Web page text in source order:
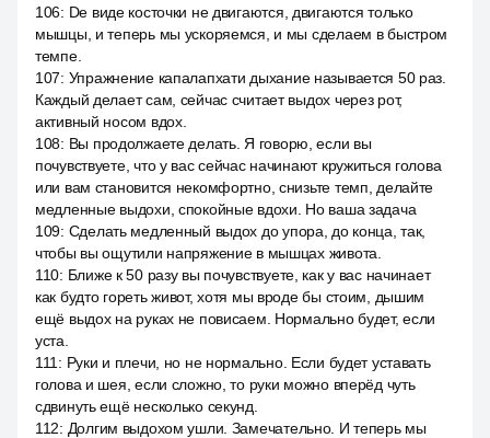
106: De виде косточки не двигаются, двигаются только
мышцы, и теперь мы ускоряемся, и мы сделаем в быстром
темпе.
107: Упражнение капалапхати дыхание называется 50 раз.
Каждый делает сам, сейчас считает выдох через рот,
активный носом вдох.
108: Вы продолжаете делать. Я говорю, если вы
почувствуете, что у вас сейчас начинают кружиться голова
или вам становится некомфортно, снизьте темп, делайте
медленные выдохи, спокойные вдохи. Но ваша задача
109: Сделать медленный выдох до упора, до конца, так,
чтобы вы ощутили напряжение в мышцах живота.
110: Ближе к 50 разу вы почувствуете, как у вас начинает
как будто гореть живот, хотя мы вроде бы стоим, дышим
ещё выдох на руках не повисаем. Нормально будет, если
уста.
111 : Руки и плечи, но не нормально. Если будет уставать
голова и шея, если сложно, то руки можно вперёд чуть
сдвинуть ещё несколько секунд.
112: Долгим выдохом ушли. Замечательно. И теперь мы